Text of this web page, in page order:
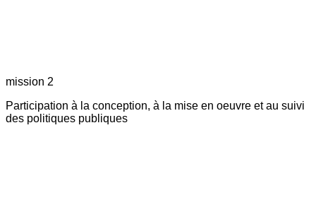
mission 2
Participation à la conception, à la mise en oeuvre et au suivi
des politiques publiques